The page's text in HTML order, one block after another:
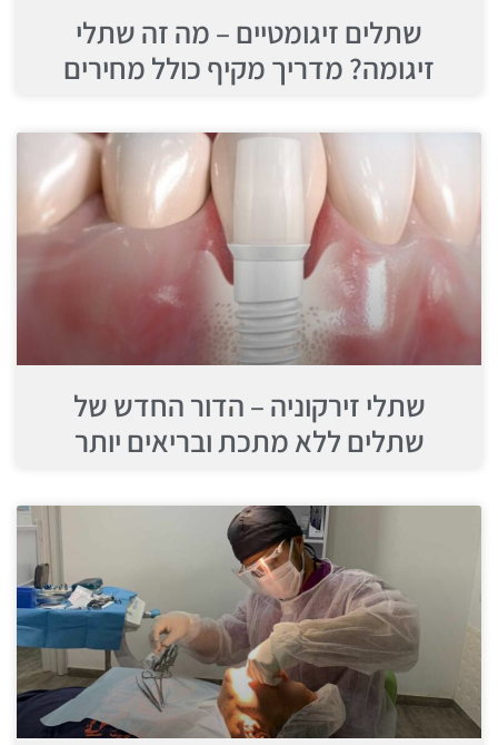
שתלים זיגומטיים – מה זה שתלי
זיגומה? מדריך מקיף כולל מחירים
שתלי זירקוניה – הדור החדש של
שתלים ללא מתכת ובריאים יותר